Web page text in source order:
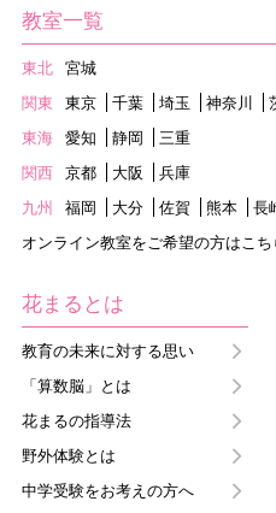
教室一覧
東北
宮城
関東
東京 千葉 埼玉 神奈川
東海
愛知 静岡
三重
関西
京都 大阪
兵庫
九州
福岡 大分 佐賀 熊本
長
オンライン教室をご希望の方はこち
花まるとは
教育の未来に対する思い
「算数脳」とは
花まるの指導法
野外体験とは
中学受験をお考えの方へ